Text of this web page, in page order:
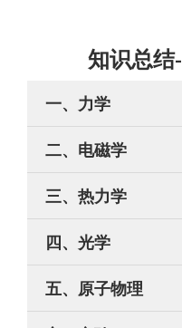
知识总
一、力学
二、电磁学
三、热力学
四、光学
五、原子物理